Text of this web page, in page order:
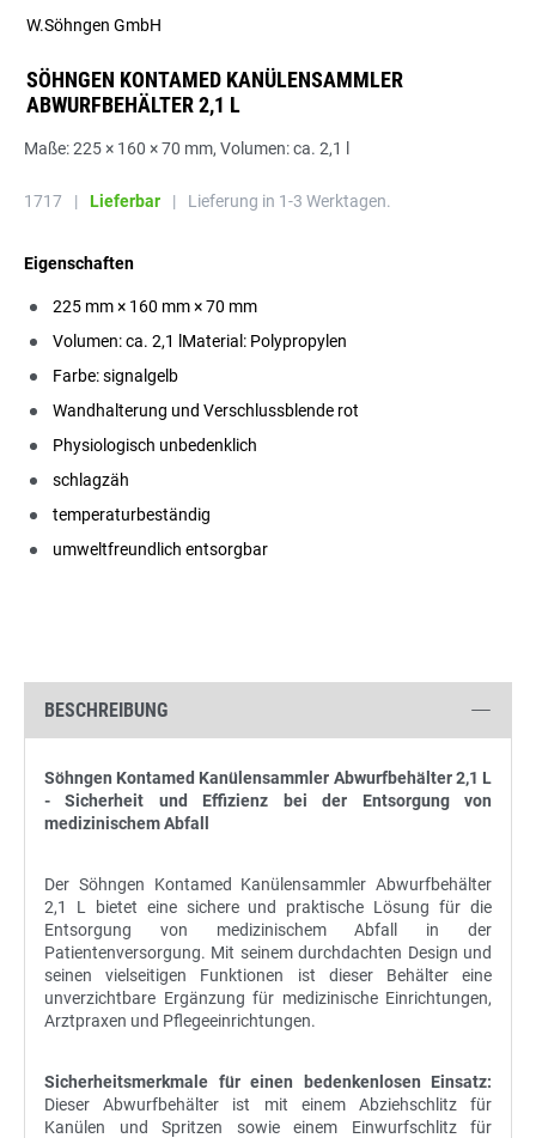
SÖHNGEN KONTAMED KANÜLENSAMMLER
ABWURFBEHÄLTER 2,1 L
W.Söhngen GmbH
Maße: 225 × 160 × 70 mm, Volumen: ca. 2,1 l
1717 | Lieferbar | Lieferung in 1-3 Werktagen.
Eigenschaften
225 mm × 160 mm × 70 mm
Volumen: ca. 2,1 lMaterial: Polypropylen
Farbe: signalgelb
Wandhalterung und Verschlussblende rot
Physiologisch unbedenklich
schlagzäh
temperaturbeständig
umweltfreundlich entsorgbar
BESCHREIBUNG
Söhngen Kontamed Kanülensammler Abwurfbehälter 2,1 L
- Sicherheit und Effizienz bei der Entsorgung von
medizinischem Abfall
Der Söhngen Kontamed Kanülensammler Abwurfbehälter
2,1 L bietet eine sichere und praktische Lösung für die
Entsorgung von medizinischem Abfall in der
Patientenversorgung. Mit seinem durchdachten Design und
seinen vielseitigen Funktionen ist dieser Behälter eine
unverzichtbare Ergänzung für medizinische Einrichtungen,
Arztpraxen und Pflegeeinrichtungen.
Sicherheitsmerkmale für einen bedenkenlosen Einsatz:
Dieser Abwurfbehälter ist mit einem Abziehschlitz für
Kanülen und Spritzen sowie einem Einwurfschlitz für